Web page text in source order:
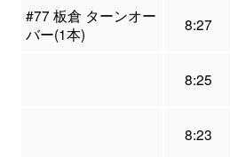
#77 板倉 ターンオー
バー(1本)
8:27
8:25
8:23